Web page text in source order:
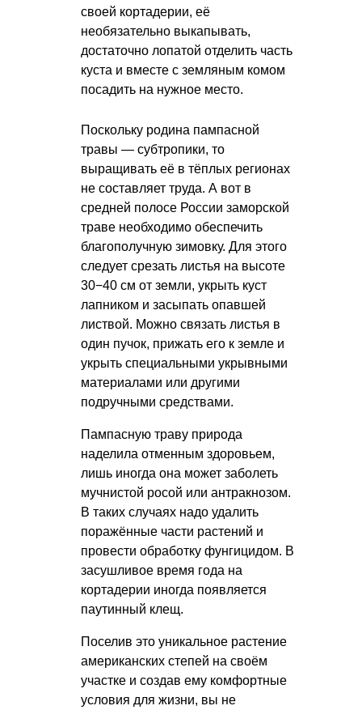
своей кортадерии, её
необязательно выкапывать,
достаточно лопатой отделить часть
куста и вместе с земляным комом
посадить на нужное место.
Поскольку родина пампасной
травы — субтропики, то
выращивать её в тёплых регионах
не составляет труда. А вот в
средней полосе России заморской
траве необходимо обеспечить
благополучную зимовку. Для этого
следует срезать листья на высоте
30−40 см от земли, укрыть куст
лапником и засыпать опавшей
листвой. Можно связать листья в
один пучок, прижать его к земле и
укрыть специальными укрывными
материалами или другими
подручными средствами.
Пампасную траву природа
наделила отменным здоровьем,
лишь иногда она может заболеть
мучнистой росой или антракнозом.
В таких случаях надо удалить
поражённые части растений и
провести обработку фунгицидом. В
засушливое время года на
кортадерии иногда появляется
паутинный клещ.
Поселив это уникальное растение
американских степей на своём
участке и создав ему комфортные
условия для жизни, вы не